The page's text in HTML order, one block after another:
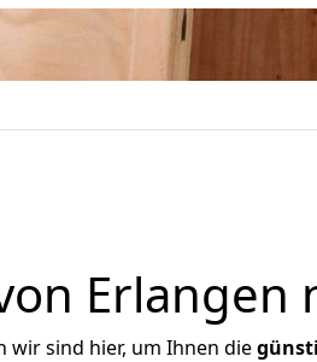
Erlangen
wir sind hier, um Ihnen die